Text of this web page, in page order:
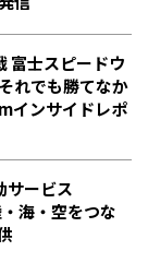
富士スピードウ
れでも勝てなか
インサイドレポ
サービス
海・空をつな